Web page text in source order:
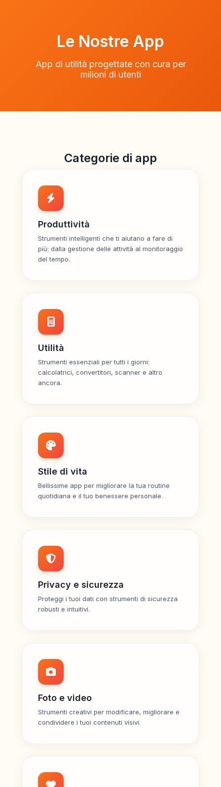
Le Nostre App
App di utilità progettate con cura per
milioni di utenti
Categorie di app
Produttività
Strumenti intelligenti che ti aiutano a fare di
più: dalla gestione delle attività al monitoraggio
del tempo.
Utilità
Strumenti essenziali per tutti i giorni:
calcolatrici, convertitori, scanner e altro
ancora.
Stile di vita
Bellissime app per migliorare la tua routine
quotidiana e il tuo benessere personale.
Privacy e sicurezza
Proteggi i tuoi dati con strumenti di sicurezza
robusti e intuitivi.
Foto e video
Strumenti creativi per modificare, migliorare e
condividere i tuoi contenuti visivi.